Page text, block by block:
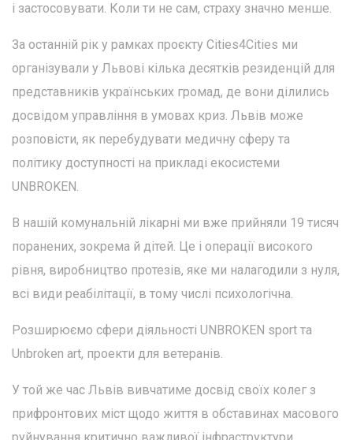
і застосовувати. Коли ти не сам, страху значно менше.
За останній рік у рамках проєкту Cities4Cities ми
організували у Львові кілька десятків резиденцій для
представників українських громад, де вони ділились
досвідом управління в умовах криз. Львів може
розповісти, як перебудувати медичну сферу та
політику доступності на прикладі екосистеми
UNBROKEN.
В нашій комунальній лікарні ми вже прийняли 19 тисяч
поранених, зокрема й дітей. Це і операції високого
рівня, виробництво протезів, яке ми налагодили з нуля,
всі види реабілітації, в тому числі психологічна.
Розширюємо сфери діяльності UNBROKEN sport та
Unbroken art, проекти для ветеранів.
У той же час Львів вивчатиме досвід своїх колег з
прифронтових міст щодо життя в обставинах масового